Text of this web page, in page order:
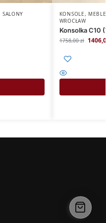
SALONY
KONSOLE, MEBLE
WROCŁAW
Konsolka C10
1758,00zł